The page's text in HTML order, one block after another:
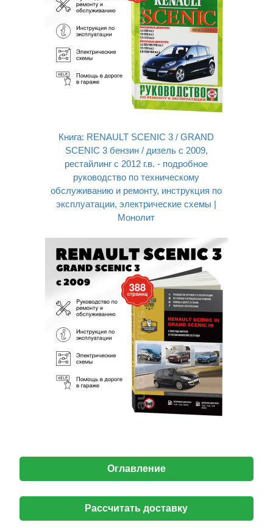
Книга: RENAULT SCENIC 3 / GRAND
SCENIC 3 бензин / дизель с 2009,
рестайлинг с 2012 г.в. - подробное
руководство по техническому
обслуживанию и ремонту, инструкция по
эксплуатации, электрические схемы |
Монолит
Оглавление
Рассчитать доставку